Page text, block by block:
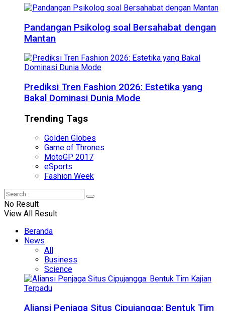
Pandangan Psikolog soal Bersahabat dengan
Mantan
Prediksi Tren Fashion 2026: Estetika yang
Bakal Dominasi Dunia Mode
Trending Tags
Golden Globes
Game of Thrones
MotoGP 2017
eSports
Fashion Week
No Result
View All Result
Beranda
News
All
Business
Science
Aliansi Penjaga Situs Cipujangga: Bentuk Tim